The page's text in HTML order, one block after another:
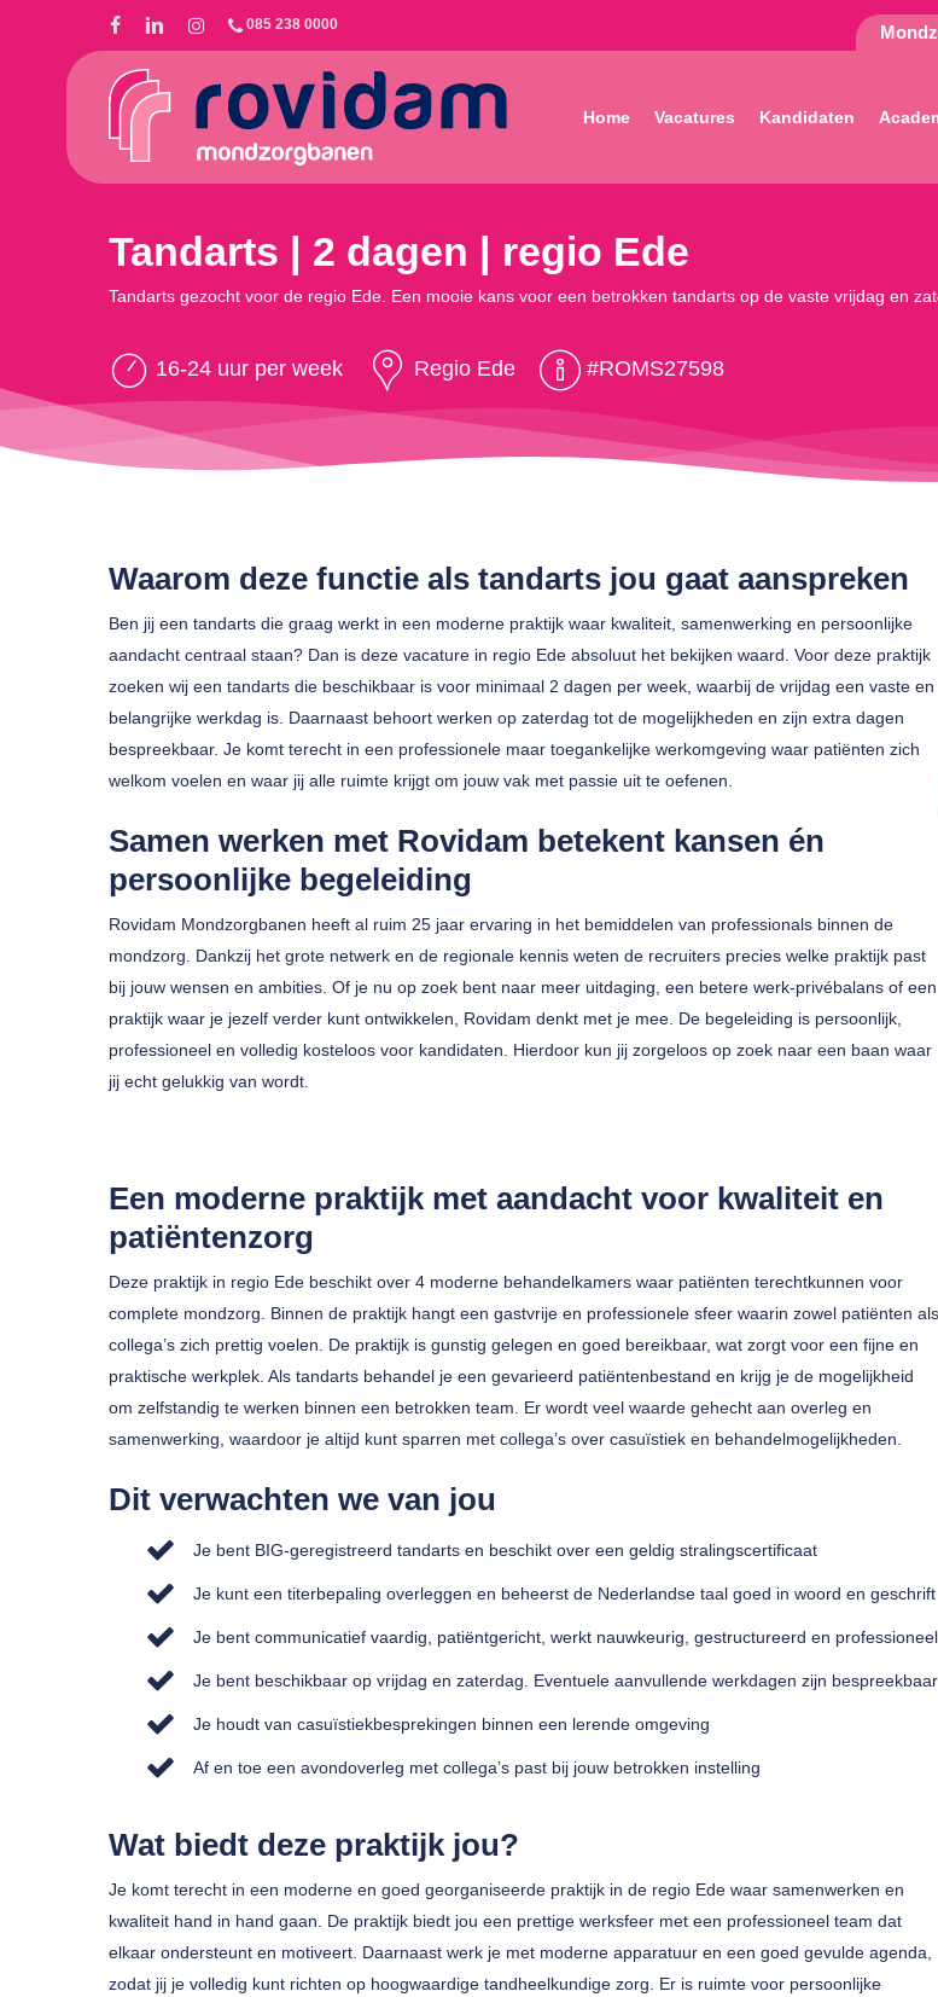
085 238 0000
Druk op enter om te zoeken of ESC om te sluiten
Home Vacatures Kandidaten
Tandarts | 2 dagen | regio Ede
Tandarts gezocht voor de regio Ede. Een mooie kans voor een betrokken tandarts op de vaste vrijdag en
16-24 uur per week Regio Ede #ROMS27598
Waarom deze functie als tandarts jou gaat aanspreken
Ben jij een tandarts die graag werkt in een moderne praktijk waar kwaliteit, samenwerking en persoonlijke
aandacht centraal staan? Dan is deze vacature in regio Ede absoluut het bekijken waard. Voor deze praktijk
zoeken wij een tandarts die beschikbaar is voor minimaal 2 dagen per week, waarbij de vrijdag een vaste en
belangrijke werkdag is. Daarnaast behoort werken op zaterdag tot de mogelijkheden en zijn extra dagen
bespreekbaar. Je komt terecht in een professionele maar toegankelijke werkomgeving waar patiënten zich
welkom voelen en waar jij alle ruimte krijgt om jouw vak met passie uit te oefenen.
Samen werken met Rovidam betekent kansen én
persoonlijke begeleiding
Rovidam Mondzorgbanen heeft al ruim 25 jaar ervaring in het bemiddelen van professionals binnen de
mondzorg. Dankzij het grote netwerk en de regionale kennis weten de recruiters precies welke praktijk past
bij jouw wensen en ambities. Of je nu op zoek bent naar meer uitdaging, een betere werk-privébalans of een
praktijk waar je jezelf verder kunt ontwikkelen, Rovidam denkt met je mee. De begeleiding is persoonlijk,
professioneel en volledig kosteloos voor kandidaten. Hierdoor kun jij zorgeloos op zoek naar een baan waar
jij echt gelukkig van wordt.
Een moderne praktijk met aandacht voor kwaliteit en
patiëntenzorg
Deze praktijk in regio Ede beschikt over 4 moderne behandelkamers waar patiënten terechtkunnen voor
complete mondzorg. Binnen de praktijk hangt een gastvrije en professionele sfeer waarin zowel patiënten als
collega’s zich prettig voelen. De praktijk is gunstig gelegen en goed bereikbaar, wat zorgt voor een fijne en
praktische werkplek. Als tandarts behandel je een gevarieerd patiëntenbestand en krijg je de mogelijkheid
om zelfstandig te werken binnen een betrokken team. Er wordt veel waarde gehecht aan overleg en
samenwerking, waardoor je altijd kunt sparren met collega’s over casuïstiek en behandelmogelijkheden.
Dit verwachten we van jou
Je bent BIG-geregistreerd tandarts en beschikt over een geldig stralingscertificaat
Je kunt een titerbepaling overleggen en beheerst de Nederlandse taal goed in woord en geschrift
Je bent communicatief vaardig, patiëntgericht, werkt nauwkeurig, gestructureerd en professioneel
Je bent beschikbaar op vrijdag en zaterdag. Eventuele aanvullende werkdagen zijn bespreekbaar
Je houdt van casuïstiekbesprekingen binnen een lerende omgeving
Af en toe een avondoverleg met collega’s past bij jouw betrokken instelling
Wat biedt deze praktijk jou?
Je komt terecht in een moderne en goed georganiseerde praktijk in de regio Ede waar samenwerken en
kwaliteit hand in hand gaan. De praktijk biedt jou een prettige werksfeer met een professioneel team dat
elkaar ondersteunt en motiveert. Daarnaast werk je met moderne apparatuur en een goed gevulde agenda,
zodat jij je volledig kunt richten op hoogwaardige tandheelkundige zorg. Er is ruimte voor persoonlijke